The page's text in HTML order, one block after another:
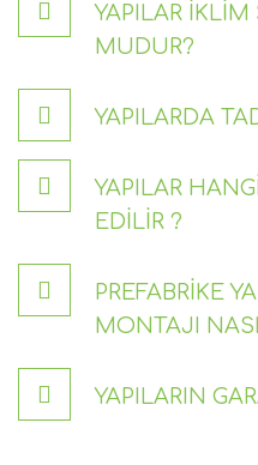
YAPILAR İKLIM
MUDUR?
YAPILARDA
YAPILAR
EDILIR ?
PREFABRIKE
MONTAJI
YAPILARIN